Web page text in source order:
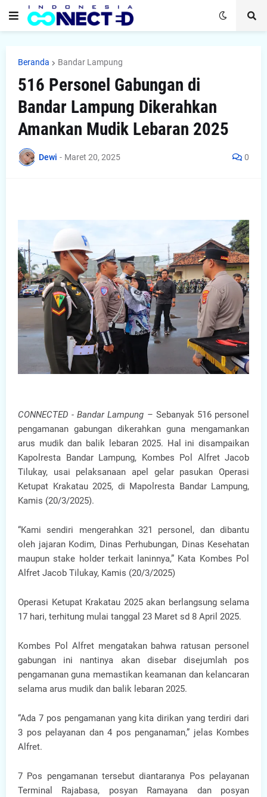
Beranda Bandar Lampung
516 Personel Gabungan di
Bandar Lampung Dikerahkan
Amankan Mudik Lebaran 2025
Dewi - Maret 20, 2025 0
CONNECTED - Bandar Lampung – Sebanyak 516 personel
pengamanan gabungan dikerahkan guna mengamankan
arus mudik dan balik lebaran 2025. Hal ini disampaikan
Kapolresta Bandar Lampung, Kombes Pol Alfret Jacob
Tilukay, usai pelaksanaan apel gelar pasukan Operasi
Ketupat Krakatau 2025, di Mapolresta Bandar Lampung,
Kamis (20/3/2025).
“Kami sendiri mengerahkan 321 personel, dan dibantu
oleh jajaran Kodim, Dinas Perhubungan, Dinas Kesehatan
maupun stake holder terkait laninnya,” Kata Kombes Pol
Alfret Jacob Tilukay, Kamis (20/3/2025)
Operasi Ketupat Krakatau 2025 akan berlangsung selama
17 hari, terhitung mulai tanggal 23 Maret sd 8 April 2025.
Kombes Pol Alfret mengatakan bahwa ratusan personel
gabungan ini nantinya akan disebar disejumlah pos
pengamanan guna memastikan keamanan dan kelancaran
selama arus mudik dan balik lebaran 2025.
“Ada 7 pos pengamanan yang kita dirikan yang terdiri dari
3 pos pelayanan dan 4 pos penganaman,” jelas Kombes
Alfret.
7 Pos pengamanan tersebut diantaranya Pos pelayanan
Terminal Rajabasa, posyan Ramayana dan posyan